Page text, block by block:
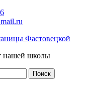
Фастовецкой
нашей школы